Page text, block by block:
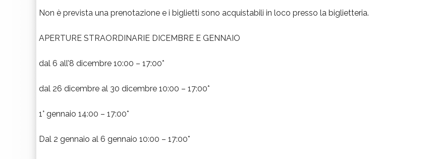
Non è prevista una prenotazione e i biglietti sono acquistabili in loco presso la biglietteria.
APERTURE STRAORDINARIE DICEMBRE E GENNAIO
dal 6 all’8 dicembre 10:00 – 17:00*
dal 26 dicembre al 30 dicembre 10:00 – 17:00*
1° gennaio 14:00 – 17:00*
Dal 2 gennaio al 6 gennaio 10:00 – 17:00*